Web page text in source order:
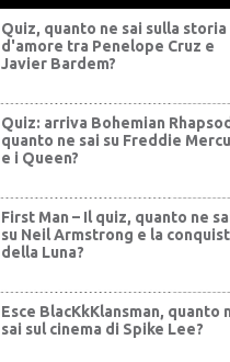
Quiz, quanto ne sai sulla storia
d'amore tra Penelope Cruz e
Javier Bardem?
Quiz: arriva Bohemian
quanto ne sai su Freddie
e i Queen?
First Man – Il quiz, quanto ne
su Neil Armstrong e la
della Luna?
Esce BlacKkKlansman, quanto
sai sul cinema di Spike Lee?